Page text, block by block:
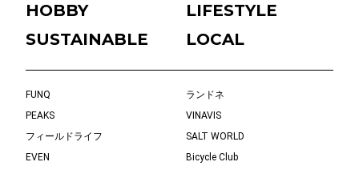
HOBBY
LIFESTYLE
SUSTAINABLE
LOCAL
FUNQ
ランドネ
PEAKS
VINAVIS
フィールドライフ
SALT WORLD
EVEN
Bicycle Club